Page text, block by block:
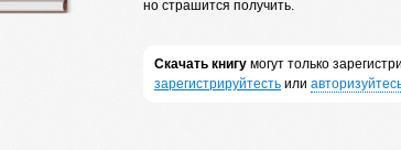
но страшится получить.
Скачать книгу могут только
зарегистрируйтесть или